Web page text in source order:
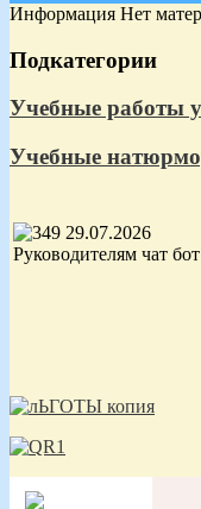
Информация Нет
Подкатегории
Учебные работы
Учебные